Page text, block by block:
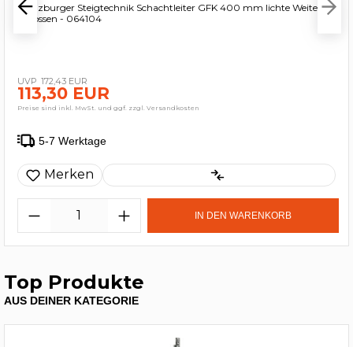
Günzburger Steigtechnik Schachtleiter GFK 400 mm lichte Weite 4
Sprossen - 064104
172,43 EUR
113,30 EUR
Preise sind inkl. MwSt. und ggf. zzgl. Versandkosten
5-7 Werktage
Merken
IN DEN WARENKORB
Top Produkte
AUS DEINER KATEGORIE